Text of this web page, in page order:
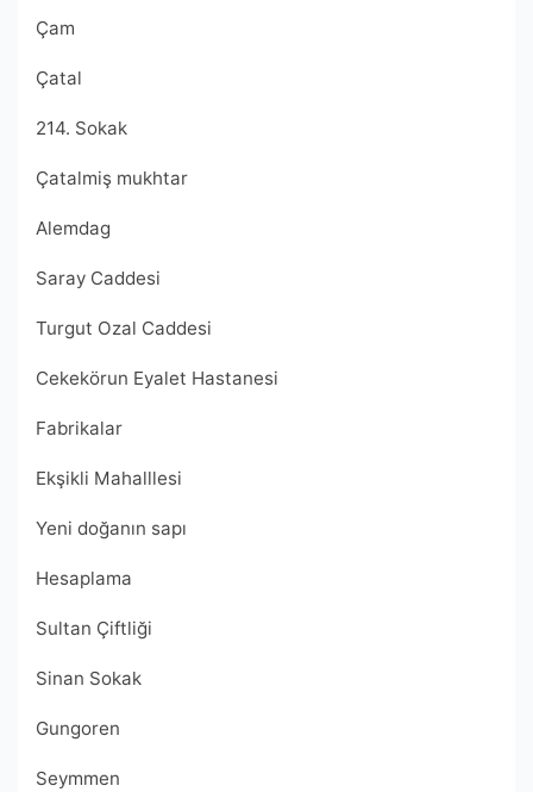
Çam
Çatal
214. Sokak
Çatalmiş mukhtar
Alemdag
Saray Caddesi
Turgut Ozal Caddesi
Cekekörun Eyalet Hastanesi
Fabrikalar
Ekşikli Mahalllesi
Yeni doğanın sapı
Hesaplama
Sultan Çiftliği
Sinan Sokak
Gungoren
Seymmen